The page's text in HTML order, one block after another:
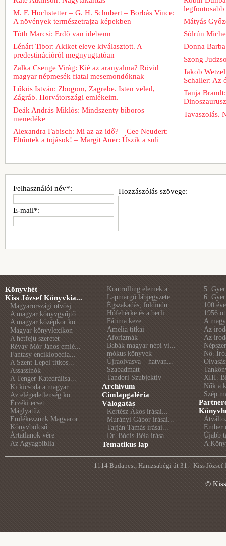
M. F. Hochstetter – G. H. Schubert – Borbás Vince:
A növények természetrajza képekben
Tóth Marcsi: Erdő van idebenn
Lénárt Tibor: Akiket eleve kiválasztott. A
predestinációról megnyugtatóan
Zalka Csenge Virág: Kié az aranyalma? Rövid
magyar népmesék fiatal mesemondóknak
Lőkös István: Zbogom, Zagrebe. Isten veled,
Zágráb. Horvátországi emlékeim.
Deák András Miklós: Mindszenty bíboros
menedéke
Alexandra Fabisch: Mi az az idő? – Cee Neudert:
Eltűntek a tojások! – Margit Auer: Úszik a suli
Mátyás
Sólrún
Donna
Szong
Jakob
Schaller: Az
Tanja
Tavaszolás.
Hozzászólás szövege:
Felhasználói név*:
E-mail*:
Könyvhét
Kiss József Könyvkia...
Magyarországi ötvösj...
A magyar könyvgyűjtő...
A magyar középkor kö...
Magyar könyvlexikon
A hétfejű szeretet
Révay Mór János emlé...
Fantasy enciklopédia...
A Szent Lepel titkos...
Assassinók
A Tenger Katedrálisa...
Ki kicsoda a magyar ...
Az elégedetlenség kö...
Érzéki ecset
Máglyatűz
Emlékezzünk Magyaror...
Könyvbölcső
Ártatlanok vére
Az Agyagbiblia
Kontrolling elemek a...
Lapmargó lábjegyzete...
Égszakadás, földindu...
Hófehérke és a berli...
Fátima keze
Amelia titkai
Aforizmák
Babák magyar népi vi...
mókus könyvek
Újraolvasva – hatvan...
Szabadmatt
Tandori Szubjektív
Archívum
Címlapgaléria
Válogatás
Kertész Ákos írásai...
Murányi Gábor írásai...
Tarján Tamás írásai...
Dr. Bódis Béla írása...
Tematikus lap
5.
6.
100
1956
A
Az
Az
Nő.
XIII.
Nők a
Szép
Ember
Újabb
A
1114 Budapest, Hamzsabégi út 31. | Kiss
©